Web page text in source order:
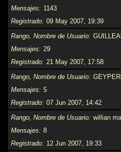
Mensajes
1143
Registrado 09 May 2007, 19:39
Rango, Nombre de Usuario
Mensajes
29
Registrado 21 May 2007, 17:58
Rango, Nombre de Usuario
Mensajes
5
Registrado 07 Jun 2007, 14:42
Rango, Nombre de Usuario willian
Mensajes
8
Registrado
12 Jun 2007, 19:33